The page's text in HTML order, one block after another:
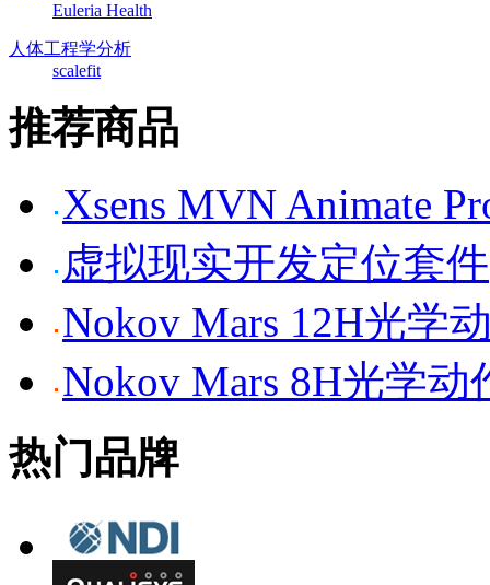
Euleria Health
人体工程学分析
scalefit
推荐商品
Xsens MVN Animate
虚拟现实开发定位套件
Nokov Mars 12H光学
Nokov Mars 8H光学动
热门品牌